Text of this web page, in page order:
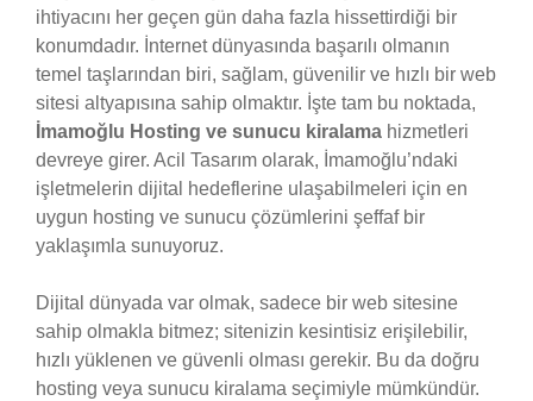
ihtiyacını her geçen gün daha fazla hissettirdiği bir
konumdadır. İnternet dünyasında başarılı olmanın
temel taşlarından biri, sağlam, güvenilir ve hızlı bir web
sitesi altyapısına sahip olmaktır. İşte tam bu noktada,
İmamoğlu Hosting ve sunucu kiralama hizmetleri
devreye girer. Acil Tasarım olarak, İmamoğlu’ndaki
işletmelerin dijital hedeflerine ulaşabilmeleri için en
uygun hosting ve sunucu çözümlerini şeffaf bir
yaklaşımla sunuyoruz.
Dijital dünyada var olmak, sadece bir web sitesine
sahip olmakla bitmez; sitenizin kesintisiz erişilebilir,
hızlı yüklenen ve güvenli olması gerekir. Bu da doğru
hosting veya sunucu kiralama seçimiyle mümkündür.